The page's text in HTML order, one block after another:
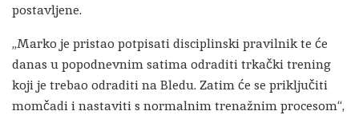
postavljene.
„Marko je pristao potpisati disciplinski pravilnik te će
danas u popodnevnim satima odraditi trkački trening
koji je trebao odraditi na Bledu. Zatim će se priključiti
momčadi i nastaviti s normalnim trenažnim procesom“,